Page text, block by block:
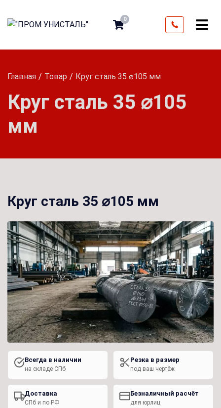
0
Главная Товар Круг сталь 35 ⌀105 мм
Круг сталь 35 ⌀105
мм
Круг сталь 35 ⌀105 мм
Всегда в наличии
на складе СПб
Резка в размер
под ваш чертёж
Доставка
СПб и по РФ
Безналичный расчёт
для юрлиц